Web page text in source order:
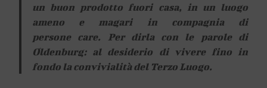
un buon prodotto fuori casa, in un luogo
ameno e magari in compagnia di
persone care. Per dirla con le parole di
Oldenburg: al desiderio di vivere fino in
fondo la convivialità del Terzo Luogo.